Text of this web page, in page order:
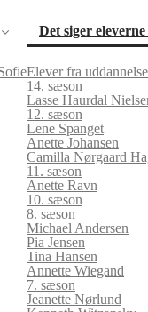
Det siger eleverne
Elever fra
14. sæson
Lasse Haurdal
12. sæson
Lene Spanget
Anette Johansen
Camilla Nørgaard
11. sæson
Anette Ravn
10. sæson
8. sæson
Michael Andersen
Pia Jensen
Tina Hansen
Annette Wiegand
7. sæson
Jeanette Nørlund